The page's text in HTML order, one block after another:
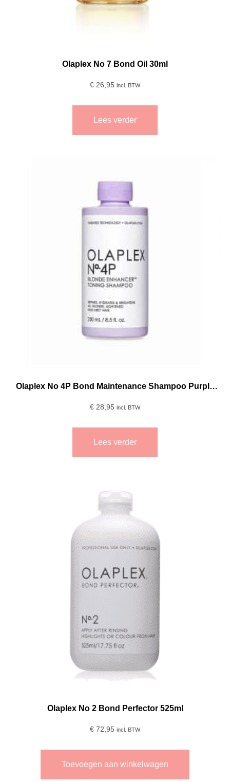
Olaplex No 7 Bond Oil 30ml
€ 26,95 incl. BTW
Lees verder
Olaplex No 4P Bond Maintenance Shampoo Purple
250ml
€ 28,95 incl. BTW
Lees verder
Olaplex No 2 Bond Perfector 525ml
€ 72,95 incl. BTW
Toevoegen aan winkelwagen